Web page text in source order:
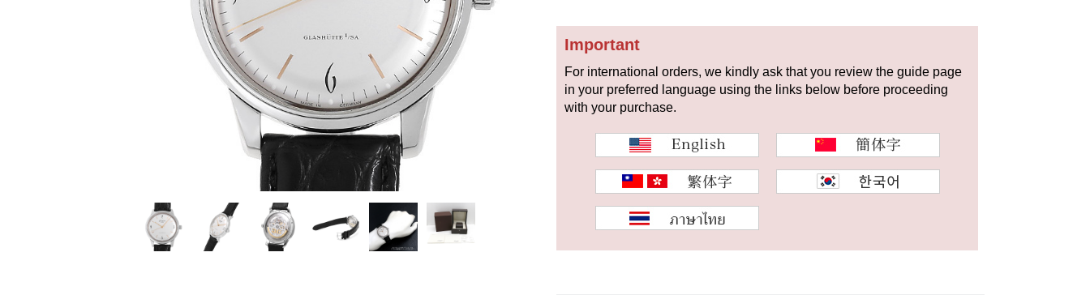
Important
For international orders, we kindly ask that you review the guide page
in your preferred language using the links below before proceeding
with your purchase.